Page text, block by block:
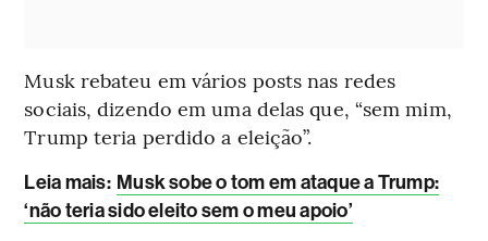
Musk rebateu em vários posts nas redes
sociais, dizendo em uma delas que, “sem mim,
Trump teria perdido a eleição”.
Leia mais: Musk sobe o tom em ataque a Trump:
‘não teria sido eleito sem o meu apoio’